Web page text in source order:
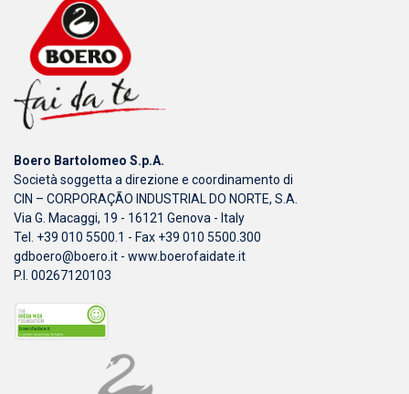
Boero Bartolomeo S.p.A.
Società soggetta a direzione e coordinamento di
CIN – CORPORAÇÃO INDUSTRIAL DO NORTE, S.A.
Via G. Macaggi, 19 - 16121 Genova - Italy
Tel. +39 010 5500.1 - Fax +39 010 5500.300
gdboero@boero.it - www.boerofaidate.it
P.I. 00267120103